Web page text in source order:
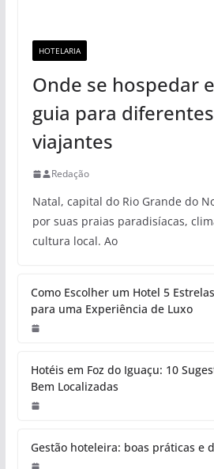
HOTELARIA
Onde se hospedar
guia para
viajantes
Redação
Natal, capital do Rio Grande do
por suas praias paradisíacas,
cultura local. Ao
Como Escolher um Hotel 5
para uma Experiência de Luxo
Hotéis em Foz do Iguaçu: 10
Bem Localizadas
Gestão hoteleira: boas práticas e